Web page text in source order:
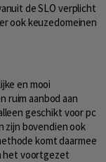
de SLO verplicht
ook keuzedomeinen
en mooi
ruim aanbod aan
geschikt voor pc
zijn bovendien ook
komt daarmee
het voortgezet